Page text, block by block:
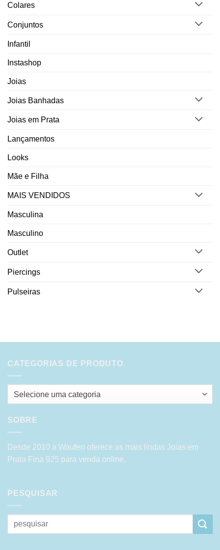
Colares
Conjuntos
Infantil
Instashop
Joias
Joias Banhadas
Joias em Prata
Lançamentos
Looks
Mãe e Filha
MAIS VENDIDOS
Masculina
Masculino
Outlet
Piercings
Pulseiras
CATEGORIAS DE PRODUTO
Selecione uma categoria
SOBRE
Desde 2010 a Waufen oferece as mais lindas Joias em
Prata Fina 925 para venda online.
PESQUISAR
Pesquisar
por: